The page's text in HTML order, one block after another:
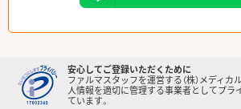
安心してご登録いただくために
ファルマスタッフを運営する（株）メディカ
人情報を適切に管理する事業者としてプラ
ています。